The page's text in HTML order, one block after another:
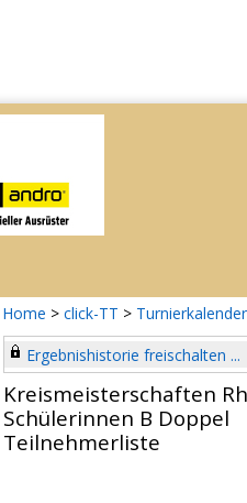
Home > click-TT > Turnierkalender
Ergebnishistorie freischalten ...
Kreismeisterschaften
Schülerinnen B Doppel
Teilnehmerliste